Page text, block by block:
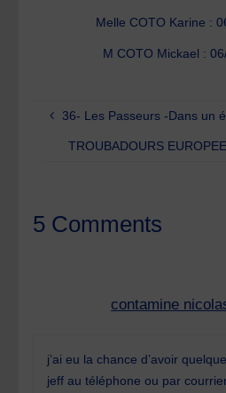
Melle COTO Karine :
M COTO Mickael :
36- Les Passeurs -Dans un
TROUBADOURS
5 Comments
contamine
j’ai eu la chance d’avoir
jeff au téléphone ou par